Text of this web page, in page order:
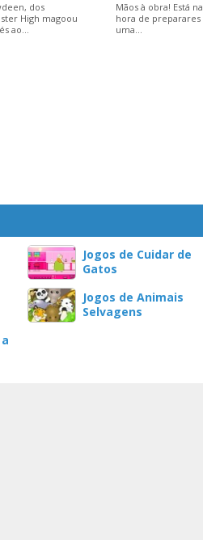
dos
High magoou
ao...
Mãos à obra! Está na
hora de preparares
uma...
Jogos de Cuidar de
Gatos
Jogos de Animais
Selvagens